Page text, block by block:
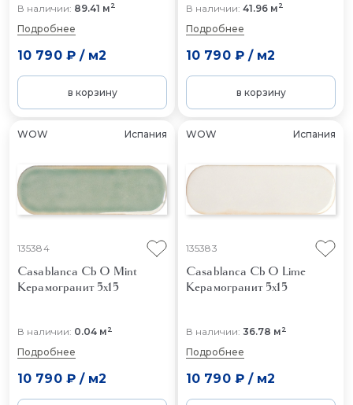
В наличии: 89.41 м2
Подробнее
10 790 ₽/ м2
в корзину
В наличии: 41.96 м2
Подробнее
10 790 ₽/ м2
в корзину
WOW Испания
135384
Casablanca Cb O Mint
Керамогранит 5x15
В наличии: 0.04 м2
Подробнее
10 790 ₽/ м2
WOW Испания
135383
Casablanca Cb O Lime
Керамогранит 5x15
В наличии: 36.78 м2
Подробнее
10 790 ₽/ м2